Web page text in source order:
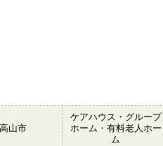
山市
ケアハウス・グループ
ホーム・有料老人ホー
ム